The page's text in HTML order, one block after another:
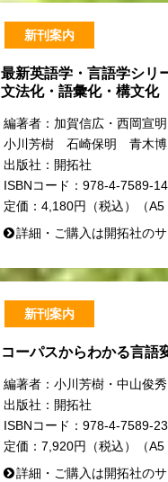
新刊案内
最新英語学・言語学シリ
文法化・語彙化・構文化
編著者： 加賀信広・西岡宣
小川芳樹 石崎保明 青木
出版社： 開拓社
ISBNコード： 978-4-7589-
定価： 4,180円（税込）（
詳細・ご購入は開拓社の
新刊案内
コーパスからわかる言語
編著者： 小川芳樹・中山俊
出版社： 開拓社
ISBNコード： 978-4-7589-
定価： 7,920円（税込）（
詳細・ご購入は開拓社の